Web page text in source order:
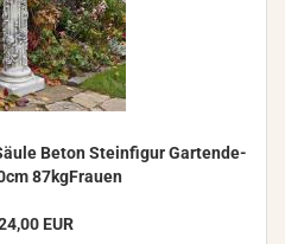
Beton Stein­fi­gur Gar­ten­de­
87kgFrauen
EUR